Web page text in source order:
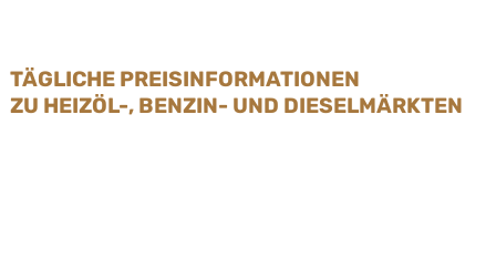
TÄGLICHE PREISINFORMATIONEN
ZU HEIZÖL-, BENZIN- UND DIESELMÄRKTEN